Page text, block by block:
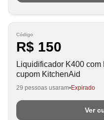
Código
R$ 150
Liquidificador K400
cupom KitchenAid
29 pessoas usaram Expirado
Ver